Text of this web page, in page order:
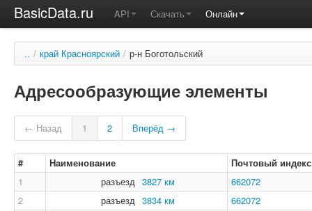
BasicData.ru API Скачать Онлайн
.. / край Красноярский / р-н Боготольский
Адресообразующие элементы
← Назад 1 2 Вперёд →
# Наименование
Почтовый индекс
1
разъезд 3827 км
662072
2
разъезд 3834 км
662072